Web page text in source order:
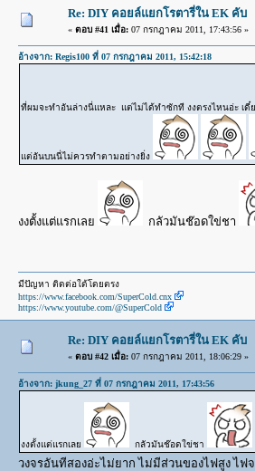
Re: DIY คอยล์แยกโรตารี่ใน EK คับ
« ตอบ #41 เมื่อ:07 กรกฎาคม 2011, 17:43:56 »
อ้างจาก: Regis100 ที่ 07 กรกฎาคม 2011, 15:42:18
ที่ผมจะทำอันล่างนี่แหละ แต่ไม่ได้ทำซักที งงตรงไหนอ่ะ เดี๋
แต่อันบนนี่ไม่ควรทำตามอย่างยิ่ง
งงตั้งแต่แรกเลย กลัวมันช๊อดใข่ชา
มีปัญหา ติดต่อใด้โดยตรง
https://www.facebook.com/SuperCold.cnx
https://www.youtube.com/@SuperCold
Re: DIY คอยล์แยกโรตารี่ใน EK คับ
« ตอบ #42 เมื่อ:07 กรกฎาคม 2011, 18:06:29 »
อ้างจาก: jkung_27 ที่ 07 กรกฎาคม 2011, 17:43:56
งงตั้งแต่แรกเลย กลัวมันช๊อดใข่ชา
วงจรอันทีสองอ่ะไม่ยาก ไม่มีส่วนของไฟสูง ไ